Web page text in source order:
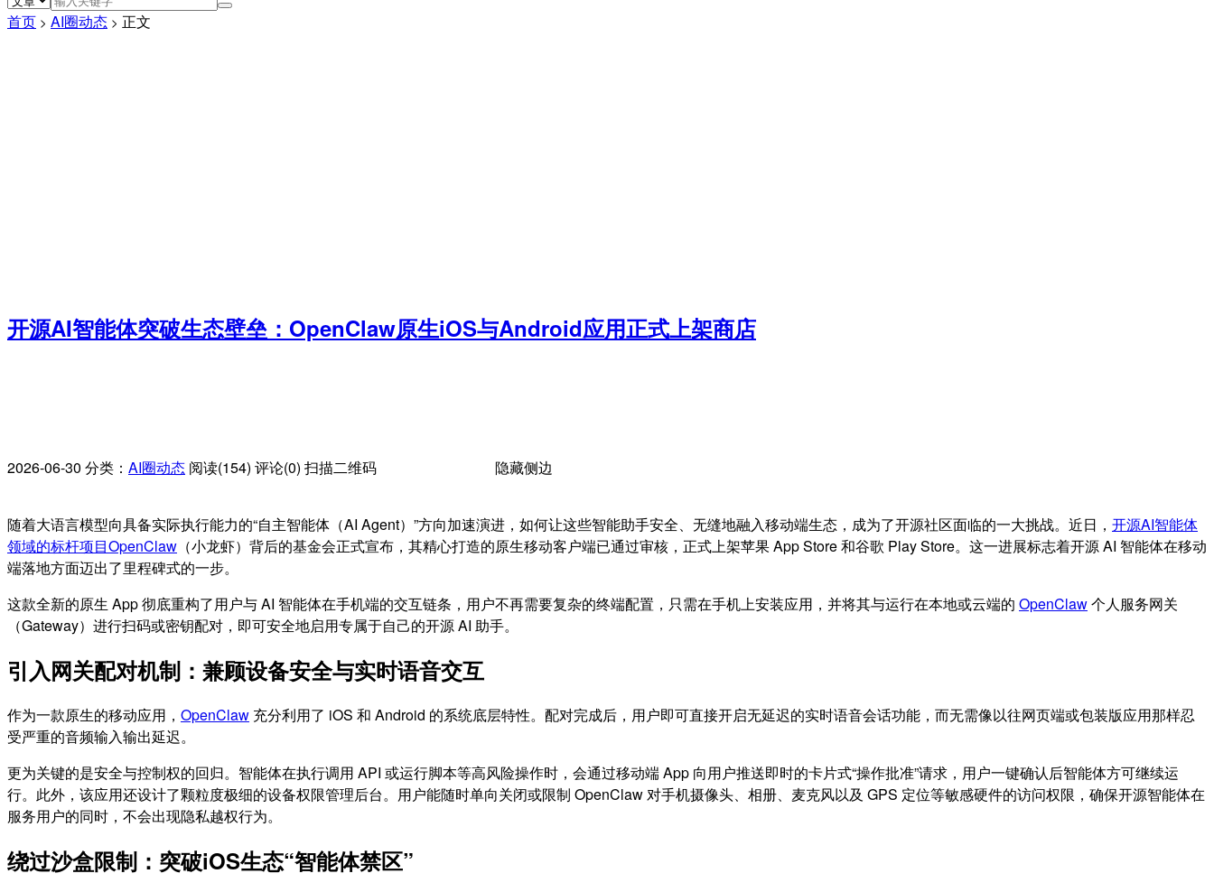
首页 > AI圈动态 > 正文
开源AI智能体突破生态壁垒：OpenClaw原生iOS与Android应用正式上架商店
2026-06-30 分类： AI圈动态 阅读(154) 评论(0) 扫描二维码 隐藏侧边
随着大语言模型向具备实际执行能力的“自主智能体（AI Agent）”方向加速演进，如何让这些智能助手安全、无缝地融入移动端生态，成为了开源社区面临的一大挑战。近日， 开源AI智能体
领域的标杆项目OpenClaw （小龙虾）背后的基金会正式宣布，其精心打造的原生移动客户端已通过审核，正式上架苹果 App Store 和谷歌 Play Store。这一进展标志着开源 AI 智能体在移动
端落地方面迈出了里程碑式的一步。
这款全新的原生 App 彻底重构了用户与 AI 智能体在手机端的交互链条，用户不再需要复杂的终端配置，只需在手机上安装应用，并将其与运行在本地或云端的 OpenClaw个人服务网关
（Gateway）进行扫码或密钥配对，即可安全地启用专属于自己的开源 AI 助手。
引入网关配对机制：兼顾设备安全与实时语音交互
作为一款原生的移动应用， OpenClaw 充分利用了 iOS 和 Android 的系统底层特性。配对完成后，用户即可直接开启无延迟的实时语音会话功能，而无需像以往网页端或包装版应用那样忍
受严重的音频输入输出延迟。
更为关键的是安全与控制权的回归。智能体在执行调用 API 或运行脚本等高风险操作时，会通过移动端 App 向用户推送即时的卡片式“操作批准”请求，用户一键确认后智能体方可继续运
行。此外，该应用还设计了颗粒度极细的设备权限管理后台。用户能随时单向关闭或限制 OpenClaw 对手机摄像头、相册、麦克风以及 GPS 定位等敏感硬件的访问权限，确保开源智能体在
服务用户的同时，不会出现隐私越权行为。
绕过沙盒限制：突破iOS生态“智能体禁区”